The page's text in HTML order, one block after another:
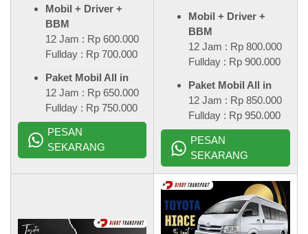
Mobil + Driver +
BBM
12 Jam : Rp 600.000
Fullday : Rp 700.000
Paket Mobil All in
12 Jam : Rp 650.000
Fullday : Rp 750.000
PESAN
SEKARANG
Mobil + Driver +
BBM
12 Jam : Rp 800.000
Fullday : Rp 900.000
Paket Mobil All in
12 Jam : Rp 850.000
Fullday : Rp 950.000
PESAN
SEKARANG